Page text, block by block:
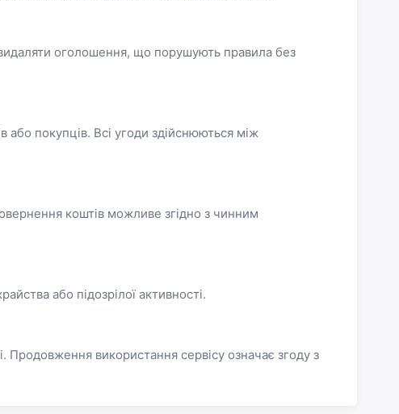
видаляти оголошення, що порушують правила без
або покупців. Всі угоди здійснюються між
коштів можливе згідно з чинним
або підозрілої активності.
Продовження використання сервісу означає згоду з